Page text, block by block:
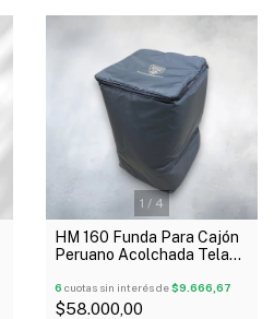
1 / 4
HM 160 Funda Para Cajón
Peruano Acolchada Tela
6 cuotas sin interés de$9.666,67
$58.000,00